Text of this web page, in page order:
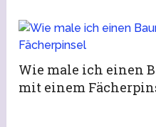
Wie male ich einen
mit einem